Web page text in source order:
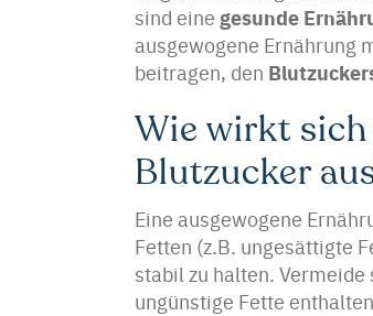
sind eine gesunde
ausgewogene Ernährung
beitragen, den
Wie wirkt sich
Blutzucker
Eine ausgewogene
Fetten (z.B. ungesättigte
stabil zu halten.
ungünstige Fette